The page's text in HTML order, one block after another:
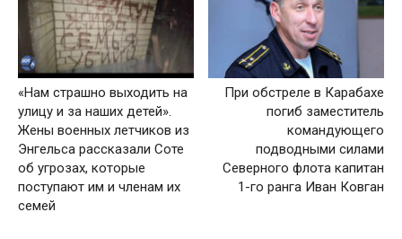
«Нам страшно выходить на
улицу и за наших детей».
Жены военных летчиков из
Энгельса рассказали Соте
об угрозах, которые
поступают им и членам их
семей
При обстреле в Карабахе
погиб заместитель
командующего
подводными силами
Северного флота капитан
1-го ранга Иван Ковган